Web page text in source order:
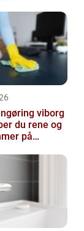
viborg
du rene og
på